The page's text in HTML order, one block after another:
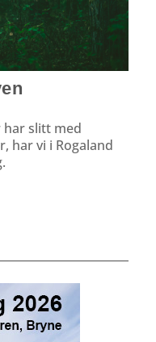
har slitt med
har vi i Rogaland